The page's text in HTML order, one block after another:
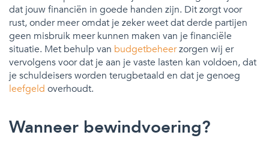
dat jouw financiën in goede handen zijn. Dit zorgt voor
rust, onder meer omdat je zeker weet dat derde partijen
geen misbruik meer kunnen maken van je financiële
situatie. Met behulp van budgetbeheerzorgen wij er
vervolgens voor dat je aan je vaste lasten kan voldoen, dat
je schuldeisers worden terugbetaald en dat je genoeg
leefgeld overhoudt.
Wanneer bewindvoering?